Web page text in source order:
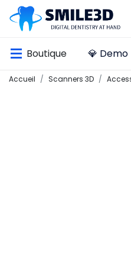
Boutique 💎 Demo
Accueil Scanners 3D